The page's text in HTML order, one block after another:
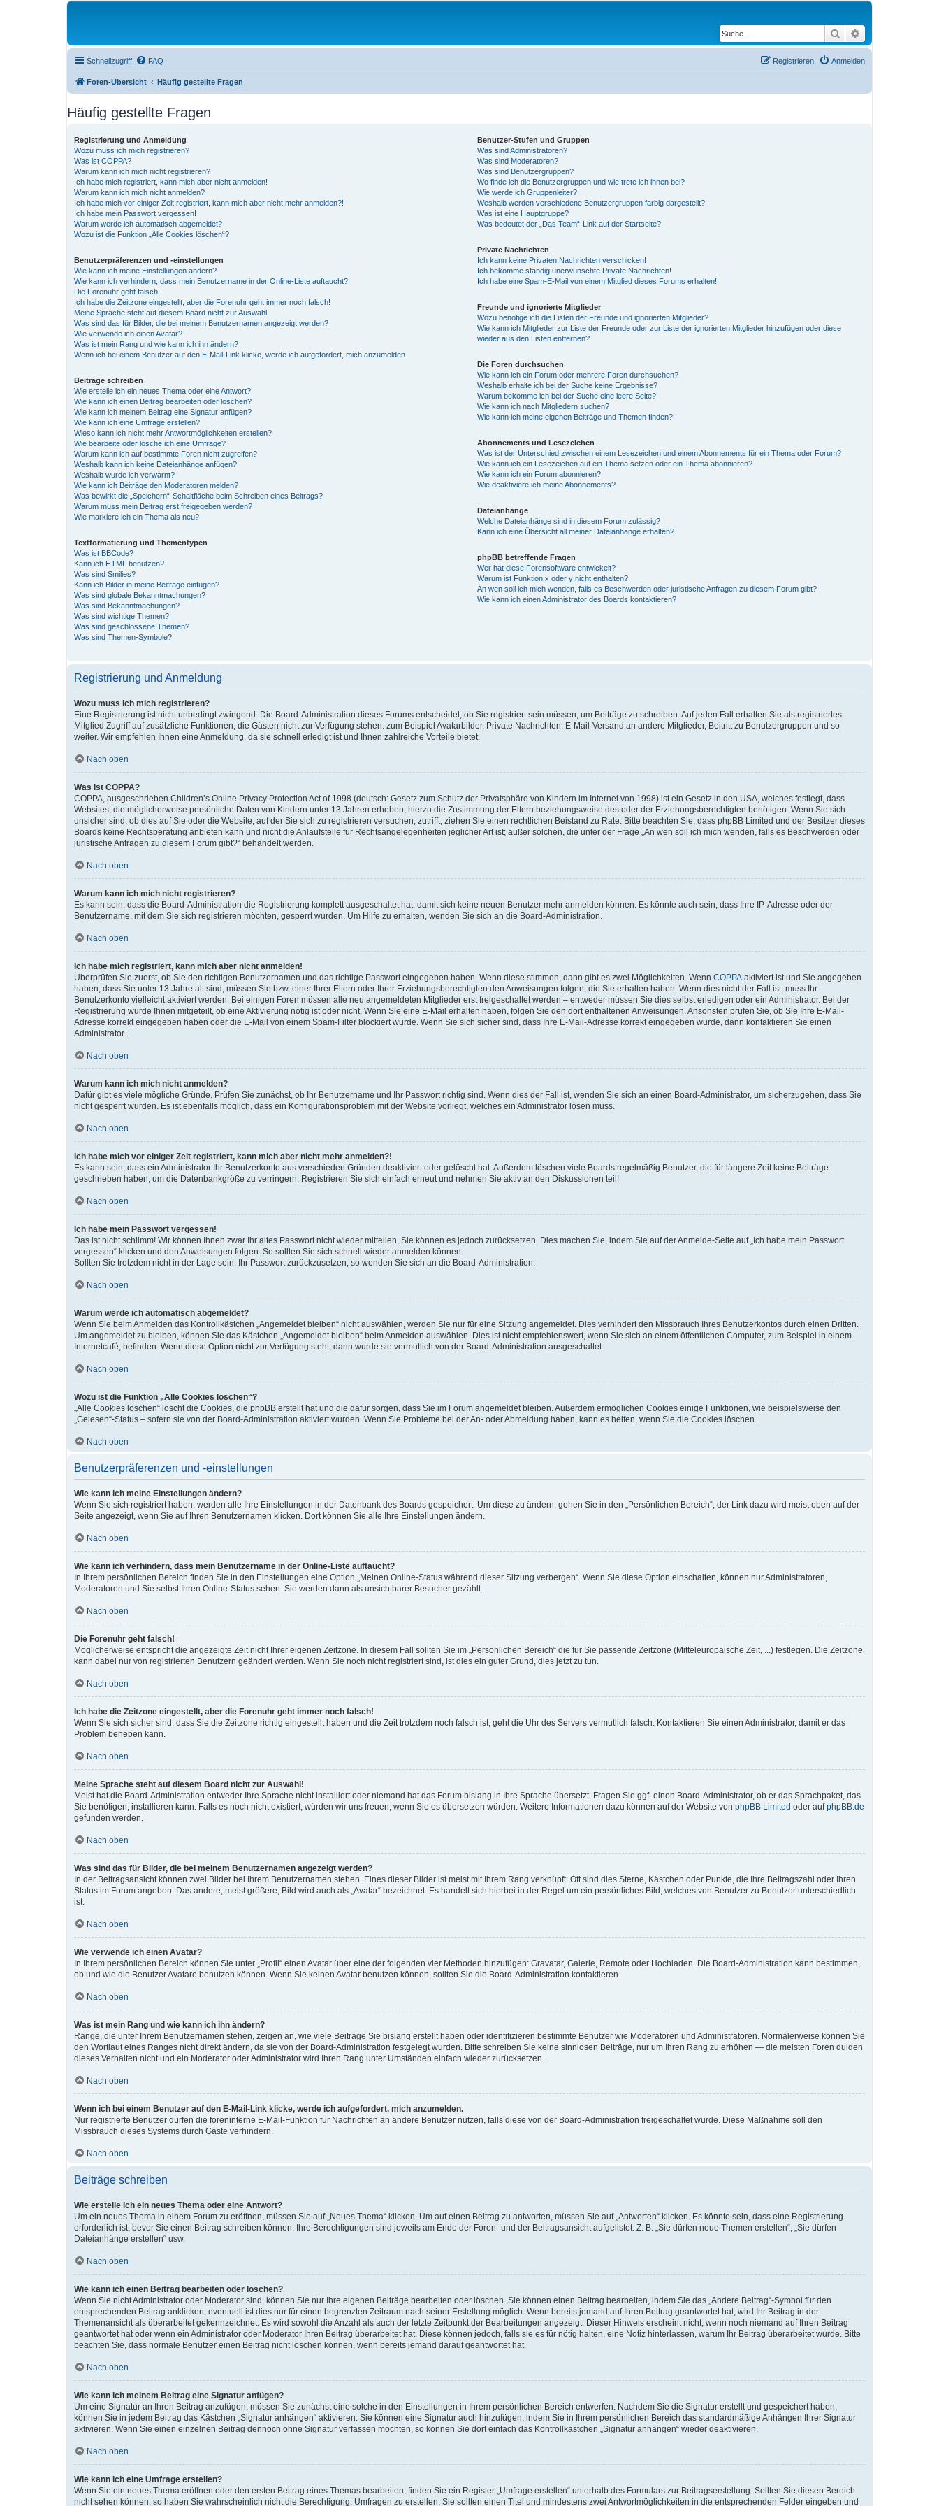
Suche
Schnellzugriff FAQ Anmelden
Registrieren
Foren-Übersicht Häufig gestellte Fragen
Häufig gestellte Fragen
Registrierung und Anmeldung
Wozu muss ich mich registrieren?
Was ist COPPA?
Warum kann ich mich nicht registrieren?
Ich habe mich registriert, kann mich aber nicht anmelden!
Warum kann ich mich nicht anmelden?
Ich habe mich vor einiger Zeit registriert, kann mich aber nicht mehr anmelden?!
Ich habe mein Passwort vergessen!
Warum werde ich automatisch abgemeldet?
Wozu ist die Funktion „Alle Cookies löschen“?
Benutzerpräferenzen und -einstellungen
Wie kann ich meine Einstellungen ändern?
Wie kann ich verhindern, dass mein Benutzername in der Online-Liste auftaucht?
Die Forenuhr geht falsch!
Ich habe die Zeitzone eingestellt, aber die Forenuhr geht immer noch falsch!
Meine Sprache steht auf diesem Board nicht zur Auswahl!
Was sind das für Bilder, die bei meinem Benutzernamen angezeigt werden?
Wie verwende ich einen Avatar?
Was ist mein Rang und wie kann ich ihn ändern?
Wenn ich bei einem Benutzer auf den E-Mail-Link klicke, werde ich aufgefordert, mich anzumelden.
Beiträge schreiben
Wie erstelle ich ein neues Thema oder eine Antwort?
Wie kann ich einen Beitrag bearbeiten oder löschen?
Wie kann ich meinem Beitrag eine Signatur anfügen?
Wie kann ich eine Umfrage erstellen?
Wieso kann ich nicht mehr Antwortmöglichkeiten erstellen?
Wie bearbeite oder lösche ich eine Umfrage?
Warum kann ich auf bestimmte Foren nicht zugreifen?
Weshalb kann ich keine Dateianhänge anfügen?
Weshalb wurde ich verwarnt?
Wie kann ich Beiträge den Moderatoren melden?
Was bewirkt die „Speichern“-Schaltfläche beim Schreiben eines Beitrags?
Warum muss mein Beitrag erst freigegeben werden?
Wie markiere ich ein Thema als neu?
Textformatierung und Thementypen
Was ist BBCode?
Kann ich HTML benutzen?
Was sind Smilies?
Kann ich Bilder in meine Beiträge einfügen?
Was sind globale Bekanntmachungen?
Was sind Bekanntmachungen?
Was sind wichtige Themen?
Was sind geschlossene Themen?
Was sind Themen-Symbole?
Benutzer-Stufen und Gruppen
Was sind Administratoren?
Was sind Moderatoren?
Was sind Benutzergruppen?
Wo finde ich die Benutzergruppen und wie trete ich ihnen bei?
Wie werde ich Gruppenleiter?
Weshalb werden verschiedene Benutzergruppen farbig dargestellt?
Was ist eine Hauptgruppe?
Was bedeutet der „Das Team“-Link auf der Startseite?
Private Nachrichten
Ich kann keine Privaten Nachrichten verschicken!
Ich bekomme ständig unerwünschte Private Nachrichten!
Ich habe eine Spam-E-Mail von einem Mitglied dieses Forums erhalten!
Freunde und ignorierte Mitglieder
Wozu benötige ich die Listen der Freunde und ignorierten Mitglieder?
Wie kann ich Mitglieder zur Liste der Freunde oder zur Liste der ignorierten Mitglieder hinzufügen oder diese
wieder aus den Listen entfernen?
Die Foren durchsuchen
Wie kann ich ein Forum oder mehrere Foren durchsuchen?
Weshalb erhalte ich bei der Suche keine Ergebnisse?
Warum bekomme ich bei der Suche eine leere Seite?
Wie kann ich nach Mitgliedern suchen?
Wie kann ich meine eigenen Beiträge und Themen finden?
Abonnements und Lesezeichen
Was ist der Unterschied zwischen einem Lesezeichen und einem Abonnements für ein Thema oder Forum?
Wie kann ich ein Lesezeichen auf ein Thema setzen oder ein Thema abonnieren?
Wie kann ich ein Forum abonnieren?
Wie deaktiviere ich meine Abonnements?
Dateianhänge
Welche Dateianhänge sind in diesem Forum zulässig?
Kann ich eine Übersicht all meiner Dateianhänge erhalten?
phpBB betreffende Fragen
Wer hat diese Forensoftware entwickelt?
Warum ist Funktion x oder y nicht enthalten?
An wen soll ich mich wenden, falls es Beschwerden oder juristische Anfragen zu diesem Forum gibt?
Wie kann ich einen Administrator des Boards kontaktieren?
Registrierung und Anmeldung
Wozu muss ich mich registrieren?
Eine Registrierung ist nicht unbedingt zwingend. Die Board-Administration dieses Forums entscheidet, ob Sie registriert sein müssen, um Beiträge zu schreiben. Auf jeden Fall erhalten Sie als registriertes
Mitglied Zugriff auf zusätzliche Funktionen, die Gästen nicht zur Verfügung stehen: zum Beispiel Avatarbilder, Private Nachrichten, E-Mail-Versand an andere Mitglieder, Beitritt zu Benutzergruppen und so
weiter. Wir empfehlen Ihnen eine Anmeldung, da sie schnell erledigt ist und Ihnen zahlreiche Vorteile bietet.
Nach oben
Was ist COPPA?
COPPA, ausgeschrieben Children’s Online Privacy Protection Act of 1998 (deutsch: Gesetz zum Schutz der Privatsphäre von Kindern im Internet von 1998) ist ein Gesetz in den USA, welches festlegt, dass
Websites, die möglicherweise persönliche Daten von Kindern unter 13 Jahren erheben, hierzu die Zustimmung der Eltern beziehungsweise des oder der Erziehungsberechtigten benötigen. Wenn Sie sich
unsicher sind, ob dies auf Sie oder die Website, auf der Sie sich zu registrieren versuchen, zutrifft, ziehen Sie einen rechtlichen Beistand zu Rate. Bitte beachten Sie, dass phpBB Limited und der Besitzer dieses
Boards keine Rechtsberatung anbieten kann und nicht die Anlaufstelle für Rechtsangelegenheiten jeglicher Art ist; außer solchen, die unter der Frage „An wen soll ich mich wenden, falls es Beschwerden oder
juristische Anfragen zu diesem Forum gibt?“ behandelt werden.
Nach oben
Warum kann ich mich nicht registrieren?
Es kann sein, dass die Board-Administration die Registrierung komplett ausgeschaltet hat, damit sich keine neuen Benutzer mehr anmelden können. Es könnte auch sein, dass Ihre IP-Adresse oder der
Benutzername, mit dem Sie sich registrieren möchten, gesperrt wurden. Um Hilfe zu erhalten, wenden Sie sich an die Board-Administration.
Nach oben
Ich habe mich registriert, kann mich aber nicht anmelden!
Überprüfen Sie zuerst, ob Sie den richtigen Benutzernamen und das richtige Passwort eingegeben haben. Wenn diese stimmen, dann gibt es zwei Möglichkeiten. Wenn COPPA aktiviert ist und Sie angegeben
haben, dass Sie unter 13 Jahre alt sind, müssen Sie bzw. einer Ihrer Eltern oder Ihrer Erziehungsberechtigten den Anweisungen folgen, die Sie erhalten haben. Wenn dies nicht der Fall ist, muss Ihr
Benutzerkonto vielleicht aktiviert werden. Bei einigen Foren müssen alle neu angemeldeten Mitglieder erst freigeschaltet werden – entweder müssen Sie dies selbst erledigen oder ein Administrator. Bei der
Registrierung wurde Ihnen mitgeteilt, ob eine Aktivierung nötig ist oder nicht. Wenn Sie eine E-Mail erhalten haben, folgen Sie den dort enthaltenen Anweisungen. Ansonsten prüfen Sie, ob Sie Ihre E-Mail-
Adresse korrekt eingegeben haben oder die E-Mail von einem Spam-Filter blockiert wurde. Wenn Sie sich sicher sind, dass Ihre E-Mail-Adresse korrekt eingegeben wurde, dann kontaktieren Sie einen
Administrator.
Nach oben
Warum kann ich mich nicht anmelden?
Dafür gibt es viele mögliche Gründe. Prüfen Sie zunächst, ob Ihr Benutzername und Ihr Passwort richtig sind. Wenn dies der Fall ist, wenden Sie sich an einen Board-Administrator, um sicherzugehen, dass Sie
nicht gesperrt wurden. Es ist ebenfalls möglich, dass ein Konfigurationsproblem mit der Website vorliegt, welches ein Administrator lösen muss.
Nach oben
Ich habe mich vor einiger Zeit registriert, kann mich aber nicht mehr anmelden?!
Es kann sein, dass ein Administrator Ihr Benutzerkonto aus verschieden Gründen deaktiviert oder gelöscht hat. Außerdem löschen viele Boards regelmäßig Benutzer, die für längere Zeit keine Beiträge
geschrieben haben, um die Datenbankgröße zu verringern. Registrieren Sie sich einfach erneut und nehmen Sie aktiv an den Diskussionen teil!
Nach oben
Ich habe mein Passwort vergessen!
Das ist nicht schlimm! Wir können Ihnen zwar Ihr altes Passwort nicht wieder mitteilen, Sie können es jedoch zurücksetzen. Dies machen Sie, indem Sie auf der Anmelde-Seite auf „Ich habe mein Passwort
vergessen“ klicken und den Anweisungen folgen. So sollten Sie sich schnell wieder anmelden können.
Sollten Sie trotzdem nicht in der Lage sein, Ihr Passwort zurückzusetzen, so wenden Sie sich an die Board-Administration.
Nach oben
Warum werde ich automatisch abgemeldet?
Wenn Sie beim Anmelden das Kontrollkästchen „Angemeldet bleiben“ nicht auswählen, werden Sie nur für eine Sitzung angemeldet. Dies verhindert den Missbrauch Ihres Benutzerkontos durch einen Dritten.
Um angemeldet zu bleiben, können Sie das Kästchen „Angemeldet bleiben“ beim Anmelden auswählen. Dies ist nicht empfehlenswert, wenn Sie sich an einem öffentlichen Computer, zum Beispiel in einem
Internetcafé, befinden. Wenn diese Option nicht zur Verfügung steht, dann wurde sie vermutlich von der Board-Administration ausgeschaltet.
Nach oben
Wozu ist die Funktion „Alle Cookies löschen“?
„Alle Cookies löschen“ löscht die Cookies, die phpBB erstellt hat und die dafür sorgen, dass Sie im Forum angemeldet bleiben. Außerdem ermöglichen Cookies einige Funktionen, wie beispielsweise den
„Gelesen“-Status – sofern sie von der Board-Administration aktiviert wurden. Wenn Sie Probleme bei der An- oder Abmeldung haben, kann es helfen, wenn Sie die Cookies löschen.
Nach oben
Benutzerpräferenzen und -einstellungen
Wie kann ich meine Einstellungen ändern?
Wenn Sie sich registriert haben, werden alle Ihre Einstellungen in der Datenbank des Boards gespeichert. Um diese zu ändern, gehen Sie in den „Persönlichen Bereich“; der Link dazu wird meist oben auf der
Seite angezeigt, wenn Sie auf Ihren Benutzernamen klicken. Dort können Sie alle Ihre Einstellungen ändern.
Nach oben
Wie kann ich verhindern, dass mein Benutzername in der Online-Liste auftaucht?
In Ihrem persönlichen Bereich finden Sie in den Einstellungen eine Option „Meinen Online-Status während dieser Sitzung verbergen“. Wenn Sie diese Option einschalten, können nur Administratoren,
Moderatoren und Sie selbst Ihren Online-Status sehen. Sie werden dann als unsichtbarer Besucher gezählt.
Nach oben
Die Forenuhr geht falsch!
Möglicherweise entspricht die angezeigte Zeit nicht Ihrer eigenen Zeitzone. In diesem Fall sollten Sie im „Persönlichen Bereich“ die für Sie passende Zeitzone (Mitteleuropäische Zeit, ...) festlegen. Die Zeitzone
kann dabei nur von registrierten Benutzern geändert werden. Wenn Sie noch nicht registriert sind, ist dies ein guter Grund, dies jetzt zu tun.
Nach oben
Ich habe die Zeitzone eingestellt, aber die Forenuhr geht immer noch falsch!
Wenn Sie sich sicher sind, dass Sie die Zeitzone richtig eingestellt haben und die Zeit trotzdem noch falsch ist, geht die Uhr des Servers vermutlich falsch. Kontaktieren Sie einen Administrator, damit er das
Problem beheben kann.
Nach oben
Meine Sprache steht auf diesem Board nicht zur Auswahl!
Meist hat die Board-Administration entweder Ihre Sprache nicht installiert oder niemand hat das Forum bislang in Ihre Sprache übersetzt. Fragen Sie ggf. einen Board-Administrator, ob er das Sprachpaket, das
Sie benötigen, installieren kann. Falls es noch nicht existiert, würden wir uns freuen, wenn Sie es übersetzen würden. Weitere Informationen dazu können auf der Website von phpBB Limited oder aufphpBB.de
gefunden werden.
Nach oben
Was sind das für Bilder, die bei meinem Benutzernamen angezeigt werden?
In der Beitragsansicht können zwei Bilder bei Ihrem Benutzernamen stehen. Eines dieser Bilder ist meist mit Ihrem Rang verknüpft: Oft sind dies Sterne, Kästchen oder Punkte, die Ihre Beitragszahl oder Ihren
Status im Forum angeben. Das andere, meist größere, Bild wird auch als „Avatar“ bezeichnet. Es handelt sich hierbei in der Regel um ein persönliches Bild, welches von Benutzer zu Benutzer unterschiedlich
ist.
Nach oben
Wie verwende ich einen Avatar?
In Ihrem persönlichen Bereich können Sie unter „Profil“ einen Avatar über eine der folgenden vier Methoden hinzufügen: Gravatar, Galerie, Remote oder Hochladen. Die Board-Administration kann bestimmen,
ob und wie die Benutzer Avatare benutzen können. Wenn Sie keinen Avatar benutzen können, sollten Sie die Board-Administration kontaktieren.
Nach oben
Was ist mein Rang und wie kann ich ihn ändern?
Ränge, die unter Ihrem Benutzernamen stehen, zeigen an, wie viele Beiträge Sie bislang erstellt haben oder identifizieren bestimmte Benutzer wie Moderatoren und Administratoren. Normalerweise können Sie
den Wortlaut eines Ranges nicht direkt ändern, da sie von der Board-Administration festgelegt wurden. Bitte schreiben Sie keine sinnlosen Beiträge, nur um Ihren Rang zu erhöhen — die meisten Foren dulden
dieses Verhalten nicht und ein Moderator oder Administrator wird Ihren Rang unter Umständen einfach wieder zurücksetzen.
Nach oben
Wenn ich bei einem Benutzer auf den E-Mail-Link klicke, werde ich aufgefordert, mich anzumelden.
Nur registrierte Benutzer dürfen die foreninterne E-Mail-Funktion für Nachrichten an andere Benutzer nutzen, falls diese von der Board-Administration freigeschaltet wurde. Diese Maßnahme soll den
Missbrauch dieses Systems durch Gäste verhindern.
Nach oben
Beiträge schreiben
Wie erstelle ich ein neues Thema oder eine Antwort?
Um ein neues Thema in einem Forum zu eröffnen, müssen Sie auf „Neues Thema“ klicken. Um auf einen Beitrag zu antworten, müssen Sie auf „Antworten“ klicken. Es könnte sein, dass eine Registrierung
erforderlich ist, bevor Sie einen Beitrag schreiben können. Ihre Berechtigungen sind jeweils am Ende der Foren- und der Beitragsansicht aufgelistet. Z. B. „Sie dürfen neue Themen erstellen“, „Sie dürfen
Dateianhänge erstellen“ usw.
Nach oben
Wie kann ich einen Beitrag bearbeiten oder löschen?
Wenn Sie nicht Administrator oder Moderator sind, können Sie nur Ihre eigenen Beiträge bearbeiten oder löschen. Sie können einen Beitrag bearbeiten, indem Sie das „Ändere Beitrag“-Symbol für den
entsprechenden Beitrag anklicken; eventuell ist dies nur für einen begrenzten Zeitraum nach seiner Erstellung möglich. Wenn bereits jemand auf Ihren Beitrag geantwortet hat, wird Ihr Beitrag in der
Themenansicht als überarbeitet gekennzeichnet. Es wird sowohl die Anzahl als auch der letzte Zeitpunkt der Bearbeitungen angezeigt. Dieser Hinweis erscheint nicht, wenn noch niemand auf Ihren Beitrag
geantwortet hat oder wenn ein Administrator oder Moderator Ihren Beitrag überarbeitet hat. Diese können jedoch, falls sie es für nötig halten, eine Notiz hinterlassen, warum Ihr Beitrag überarbeitet wurde. Bitte
beachten Sie, dass normale Benutzer einen Beitrag nicht löschen können, wenn bereits jemand darauf geantwortet hat.
Nach oben
Wie kann ich meinem Beitrag eine Signatur anfügen?
Um eine Signatur an Ihren Beitrag anzufügen, müssen Sie zunächst eine solche in den Einstellungen in Ihrem persönlichen Bereich entwerfen. Nachdem Sie die Signatur erstellt und gespeichert haben,
können Sie in jedem Beitrag das Kästchen „Signatur anhängen“ aktivieren. Sie können eine Signatur auch hinzufügen, indem Sie in Ihrem persönlichen Bereich das standardmäßige Anhängen Ihrer Signatur
aktivieren. Wenn Sie einen einzelnen Beitrag dennoch ohne Signatur verfassen möchten, so können Sie dort einfach das Kontrollkästchen „Signatur anhängen“ wieder deaktivieren.
Nach oben
Wie kann ich eine Umfrage erstellen?
Wenn Sie ein neues Thema eröffnen oder den ersten Beitrag eines Themas bearbeiten, finden Sie ein Register „Umfrage erstellen“ unterhalb des Formulars zur Beitragserstellung. Sollten Sie diesen Bereich
nicht sehen können, so haben Sie wahrscheinlich nicht die Berechtigung, Umfragen zu erstellen. Sie sollten einen Titel und mindestens zwei Antwortmöglichkeiten in die entsprechenden Felder eingeben und